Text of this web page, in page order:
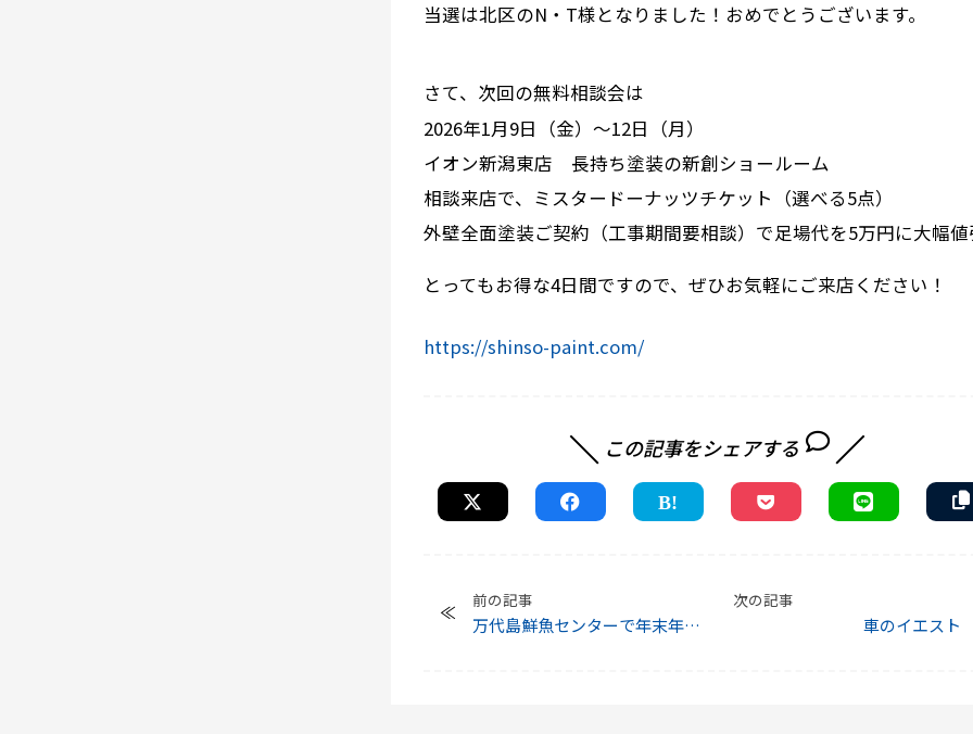
当選は北区のN・T様となりました！おめでとうございます。
さて、次回の無料相談会は
2026年1月9日（金）～12日（月）
イオン新潟東店 長持ち塗装の新創ショールーム
相談来店で、ミスタードーナッツチケット（選べる5点）
外壁全面塗装ご契約（工事期間要相談）で足場代を5万円に大幅
とってもお得な4日間ですので、ぜひお気軽にご来店ください！
https://shinso-paint.com/
この記事をシェアする
前の記事
万代島鮮魚センターで年末年始
次の記事
車のイエスト